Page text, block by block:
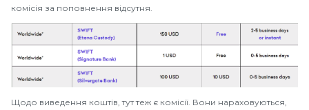
комісія за поповнення відсутня.
Щодо виведення коштів, тут теж є комісії. Вони нараховуються,